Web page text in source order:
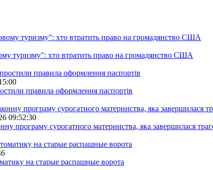
туризму": хто втратить право на громадянство США
правила оформлення паспортів
09:52:30
програму сурогатного материнства, яка завершилася
на старые распашные ворота